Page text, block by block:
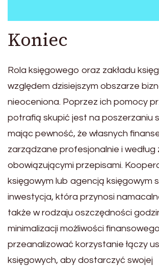
Koniec
Rola księgowego oraz zakładu
względem dzisiejszym obszarze
nieoceniona. Poprzez ich pomocy
potrafią skupić jest na poszerzaniu
mając pewność, że własnych
zarządzane profesjonalnie i według
obowiązującymi przepisami.
księgowym lub agencją księgowym
inwestycja, która przynosi
także w rodzaju oszczędności
minimalizacji możliwości
przeanalizować korzystanie łączy
księgowych, aby dostarczyć swojej